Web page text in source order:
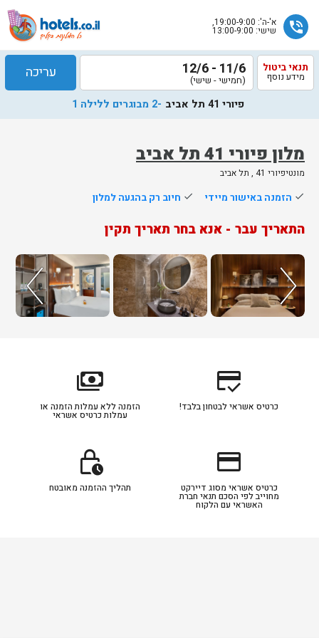
phone_in_talk א'-ה': 19:00-9:00,
שישי: 13:00-9:00
מלון פיורי 41 תל אביב
מונטיפיורי 41 , תל אביב
תנאי ביטול
מידע נוסף 11/6 - 12/6
(חמישי - שישי) עריכה
פיורי 41 תל אביב -2 מבוגרים ללילה 1
done הזמנה באישור מיידי done חיוב רק בהגעה למלון
התאריך עבר - אנא בחר תאריך תקין
שלח
הוטלס
אליך
בשעות
הפעילות
credit_score
כרטיס אשראי לבטחון בלבד!
payments
הזמנה ללא עמלות הזמנה או
עמלות כרטיס אשראי
credit_card
כרטיס אשראי מסוג דיירקט
מחוייב לפי הסכם תנאי חברת
האשראי עם הלקוח
lock_clock
תהליך ההזמנה מאובטח